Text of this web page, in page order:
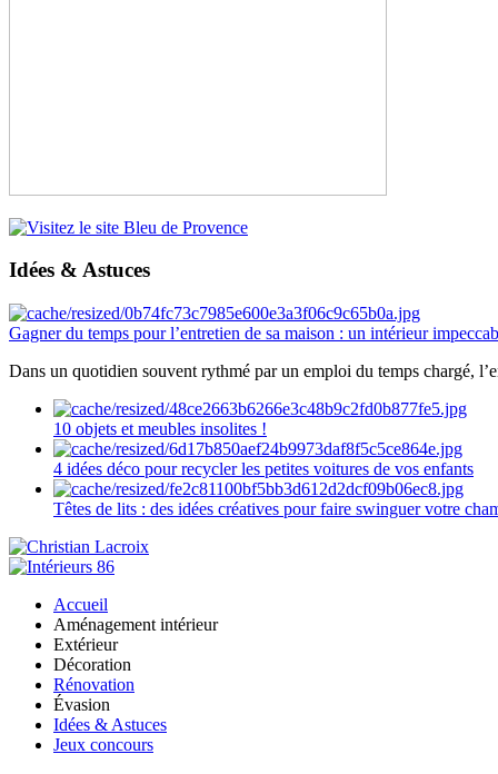
Idées & Astuces
Gagner du temps pour l’entretien de sa maison : un intérieur
Dans un quotidien souvent rythmé par un emploi du temps chargé,
10 objets et meubles insolites !
4 idées déco pour recycler les petites voitures de vos enfants
Têtes de lits : des idées créatives pour faire swinguer votre
Accueil
Aménagement intérieur
Extérieur
Décoration
Rénovation
Évasion
Idées & Astuces
Jeux concours